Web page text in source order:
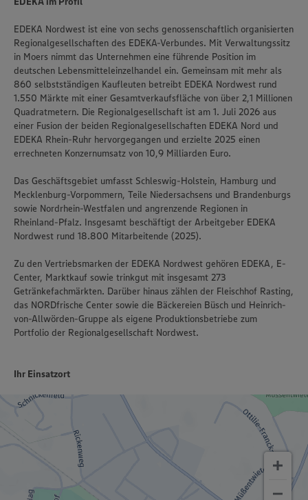
EDEKA Nordwest ist eine von sechs genossenschaftlich organisierten
Regionalgesellschaften des EDEKA-Verbundes. Mit Verwaltungssitz
in Moers nimmt das Unternehmen eine führende Position im
deutschen Lebensmitteleinzelhandel ein. Gemeinsam mit mehr als
860 selbstständigen Kaufleuten betreibt EDEKA Nordwest rund
1.550 Märkte mit einer Gesamtverkaufsfläche von über 2,1 Millionen
Quadratmetern. Die Regionalgesellschaft ist am 1. Juli 2026 aus
einer Fusion der beiden Regionalgesellschaften EDEKA Nord und
EDEKA Rhein-Ruhr hervorgegangen und erzielte 2025 einen
errechneten Konzernumsatz von 10,9 Milliarden Euro.
Das Geschäftsgebiet umfasst Schleswig-Holstein, Hamburg und
Mecklenburg-Vorpommern, Teile Niedersachsens und Brandenburgs
sowie Nordrhein-Westfalen und angrenzende Regionen in
Rheinland-Pfalz. Insgesamt beschäftigt der Arbeitgeber EDEKA
Nordwest rund 18.800 Mitarbeitende (2025).
Zu den Vertriebsmarken der EDEKA Nordwest gehören EDEKA, E-
Center, Marktkauf sowie trinkgut mit insgesamt 273
Getränkefachmärkten. Darüber hinaus zählen der Fleischhof Rasting,
das NORDfrische Center sowie die Bäckereien Büsch und Heinrich-
von-Allwörden-Gruppe als eigene Produktionsbetriebe zum
Portfolio der Regionalgesellschaft Nordwest.
Ihr Einsatzort